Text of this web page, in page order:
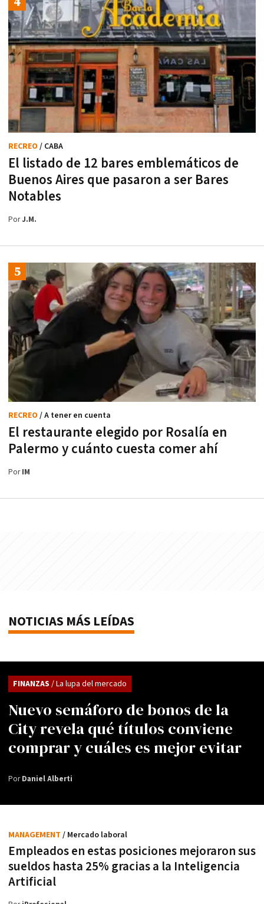
El listado de 12 bares emblemáticos de
Buenos Aires que pasaron a ser Bares
Notables
RECREO / CABA
PorJ.M.
El restaurante elegido por Rosalía en
Palermo y cuánto cuesta comer ahí
RECREO / A tener en cuenta
PorIM
NOTICIAS MÁS LEÍDAS
Nuevo semáforo de bonos de la
City revela qué títulos conviene
comprar y cuáles es mejor evitar
FINANZAS / La lupa del mercado
PorDaniel Alberti
Empleados en estas posiciones mejoraron sus
sueldos hasta 25% gracias a la Inteligencia
Artificial
MANAGEMENT / Mercado laboral